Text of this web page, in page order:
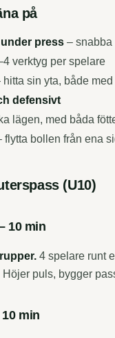
på
press – snabba
verktyg per spelare
hitta sin yta, både med
defensivt
lägen, med båda
flytta bollen från ena
(U10)
10 min
4 spelare runt
Höjer puls, bygger
min